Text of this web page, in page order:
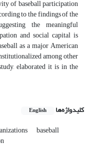
of baseball participation
to the findings of the
the meaningful
and social capital is
as a major American
among other
elaborated it is in the
کلیدواژه‌ها English
baseball